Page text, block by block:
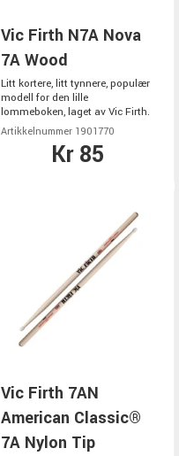
Vic Firth N7A Nova
7A Wood
Litt kortere, litt tynnere, populær
modell for den lille
lommeboken, laget av Vic Firth.
Artikkelnummer 1901770
Kr 85
Vic Firth 7AN
American Classic®
7A Nylon Tip